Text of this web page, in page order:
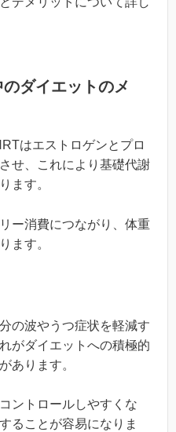
ダイエットのメ
はエストロゲンとプロ
せ、これにより基礎代謝
ます。
ー消費につながり、体重
ます。
の波やうつ症状を軽減す
がダイエットへの積極的
あります。
ントロールしやすくな
ることが容易になりま